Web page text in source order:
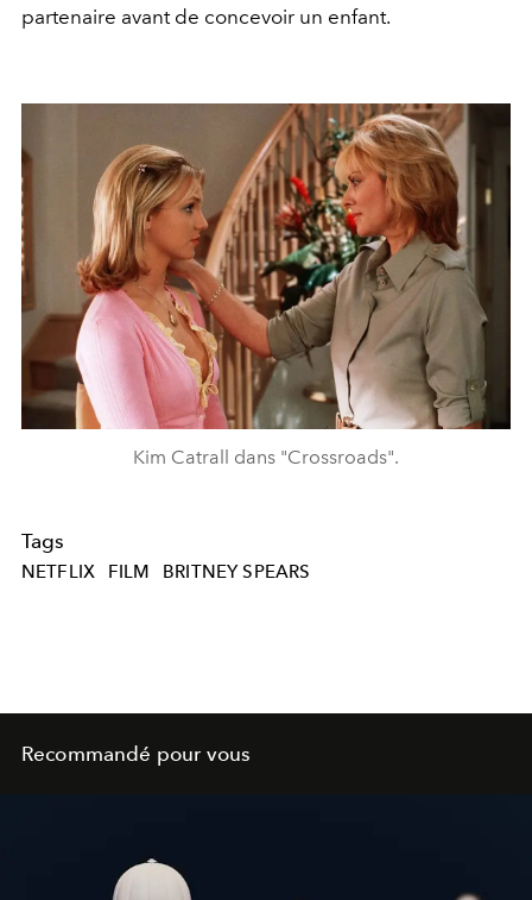
partenaire avant de concevoir un enfant.
Kim Catrall dans "Crossroads".
Tags
NETFLIX FILM BRITNEY SPEARS
Recommandé pour vous